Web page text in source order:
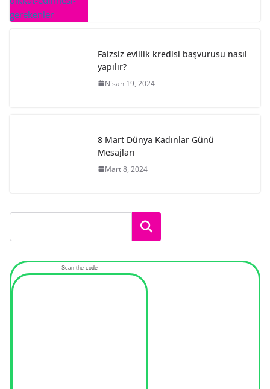
Faizsiz evlilik kredisi başvurusu nasıl
yapılır?
Nisan 19, 2024
8 Mart Dünya Kadınlar Günü
Mesajları
Mart 8, 2024
Ara
Scan the code